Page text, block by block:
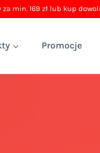
za min. 169 zł lub kup
Promocje